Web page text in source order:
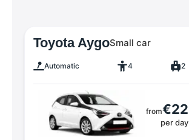
Toyota AygoSmall car
Automatic 4 2
from€22
per day